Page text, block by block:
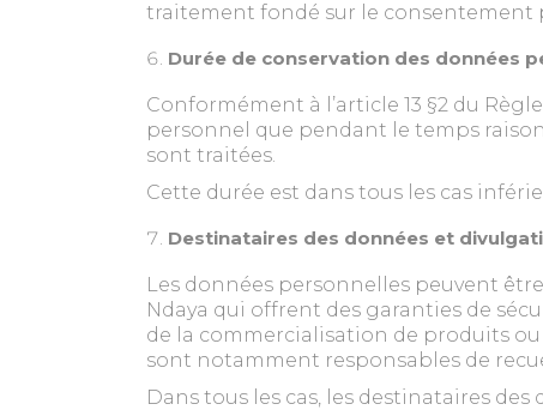
traitement fondé sur le consentement
Durée de conservation des données
Conformément à l’article 13 §2 du
personnel que pendant le temps
sont traitées.
Cette durée est dans tous les cas
Destinataires des données et
Les données personnelles peuvent
Ndaya qui offrent des garanties de
de la commercialisation de produits ou
sont notamment responsables de
Dans tous les cas, les destinataires